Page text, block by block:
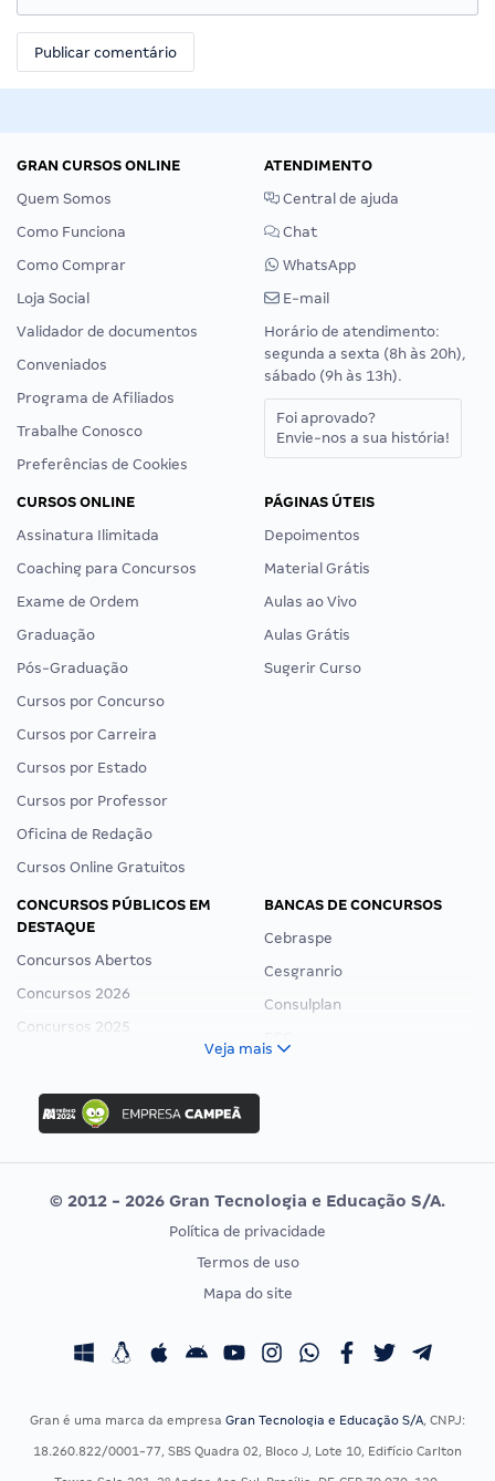
GRAN CURSOS ONLINE
Quem Somos
Como Funciona
Como Comprar
Loja Social
Validador de documentos
Conveniados
Programa de Afiliados
Trabalhe Conosco
Preferências de Cookies
ATENDIMENTO
Central de ajuda
Chat
WhatsApp
E-mail
Horário de atendimento:
segunda a sexta (8h às 20h),
sábado (9h às 13h).
Foi aprovado?
Envie-nos a sua história!
CURSOS ONLINE
Assinatura Ilimitada
Coaching para Concursos
Exame de Ordem
Graduação
Pós-Graduação
Cursos por Concurso
Cursos por Carreira
Cursos por Estado
Cursos por Professor
Oficina de Redação
Cursos Online Gratuitos
PÁGINAS ÚTEIS
Depoimentos
Material Grátis
Aulas ao Vivo
Aulas Grátis
Sugerir Curso
CONCURSOS PÚBLICOS EM
DESTAQUE
Concursos Abertos
Concursos 2026
Concursos 2025
Concurso Ibama
Concurso MPU
Editais publicados
BANCAS DE CONCURSOS
Cebraspe
Cesgranrio
Consulplan
Vunesp
CONCURSOS POR PROFISSÃO
Concursos Fiscais
EXAME DE ORDEM
Calendário OAB
Veja mais
© 2012 - 2026 Gran Tecnologia e Educação S/A.
Política de privacidade
Termos de uso
Mapa do site
Gran é uma marca da empresa Gran Tecnologia e Educação S/A, CNPJ:
18.260.822/0001-77, SBS Quadra 02, Bloco J, Lote 10, Edifício Carlton